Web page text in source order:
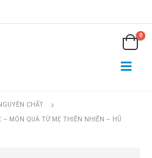
0
CHẤT
– MÓN QUÀ TỪ MẸ THIÊN NHIÊN – HŨ